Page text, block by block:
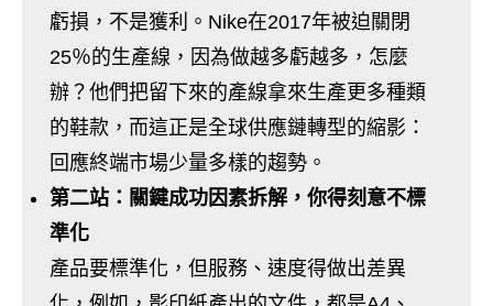
虧損，不是獲利。Nike在2017年被迫關閉
25％的生產線，因為做越多虧越多，怎麼
辦？他們把留下來的產線拿來生產更多種類
的鞋款，而這正是全球供應鏈轉型的縮影：
回應終端市場少量多樣的趨勢。
第二站：關鍵成功因素拆解，你得刻意不標
準化
產品要標準化，但服務、速度得做出差異